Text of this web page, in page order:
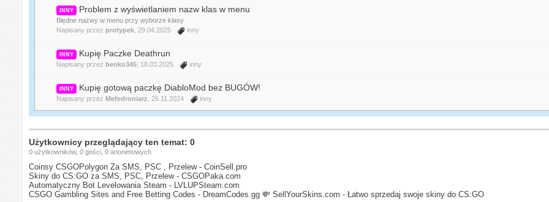
INNY Problem z wyświetlaniem nazw klas w menu
Błędne nazwy w menu przy wyborze klasy
Napisany przez protypek , 29.04.2025 inny
INNY Kupię Paczke Deathrun
Napisany przez benko345 , 18.03.2025 inny
INNY Kupię gotową paczkę DiabloMod bez BUGÓW!
Napisany przez Mefedroniarz , 26.11.2024 inny
Użytkownicy przeglądający ten temat: 0
0 użytkowników, 0 gości, 0 anonimowych
Coinsy CSGOPolygon Za SMS, PSC , Przelew - CoinSell.pro
Skiny do CS:GO za SMS, PSC, Przelew - CSGOPaka.com
Automatyczny Bot Levelowania Steam - LVLUPSteam.com
CSGO Gambling Sites and Free Betting Codes - DreamCodes.gg 💸 SellYourSkins.com - Łatwo sprzedaj swoje skiny do CS:GO